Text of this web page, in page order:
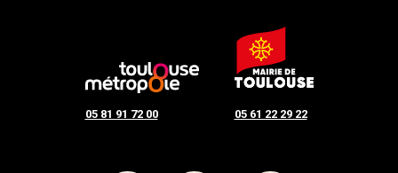
05 81 91 72 00 05 61 22 29 22